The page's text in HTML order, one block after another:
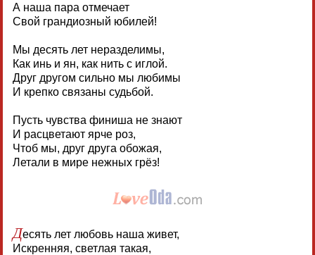
А наша пара отмечает
Свой грандиозный юбилей!
Мы десять лет неразделимы,
Как инь и ян, как нить с иглой.
Друг другом сильно мы любимы
И крепко связаны судьбой.
Пусть чувства финиша не знают
И расцветают ярче роз,
Чтоб мы, друг друга обожая,
Летали в мире нежных грёз!
Десять лет любовь наша живет,
Искренняя, светлая такая,